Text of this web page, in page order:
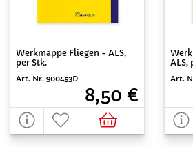
Werkmappe Fliegen - ALS,
per Stk.
Art. Nr. 900453D
8,50 €
ALS,
Art.